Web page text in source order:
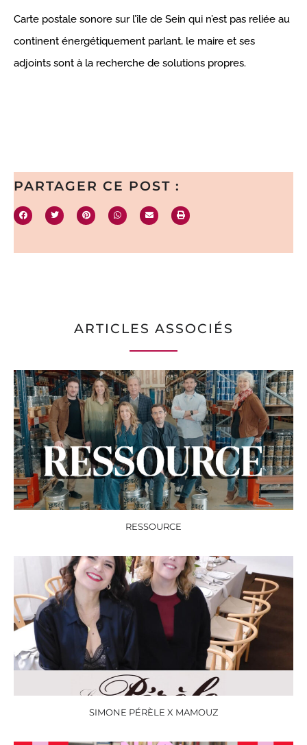
Carte postale sonore sur l’île de Sein qui n’est pas reliée au
continent énergétiquement parlant, le maire et ses
adjoints sont à la recherche de solutions propres.
PARTAGER CE POST :
ARTICLES ASSOCIÉS
RESSOURCE
SIMONE PÉRÈLE X MAMOUZ